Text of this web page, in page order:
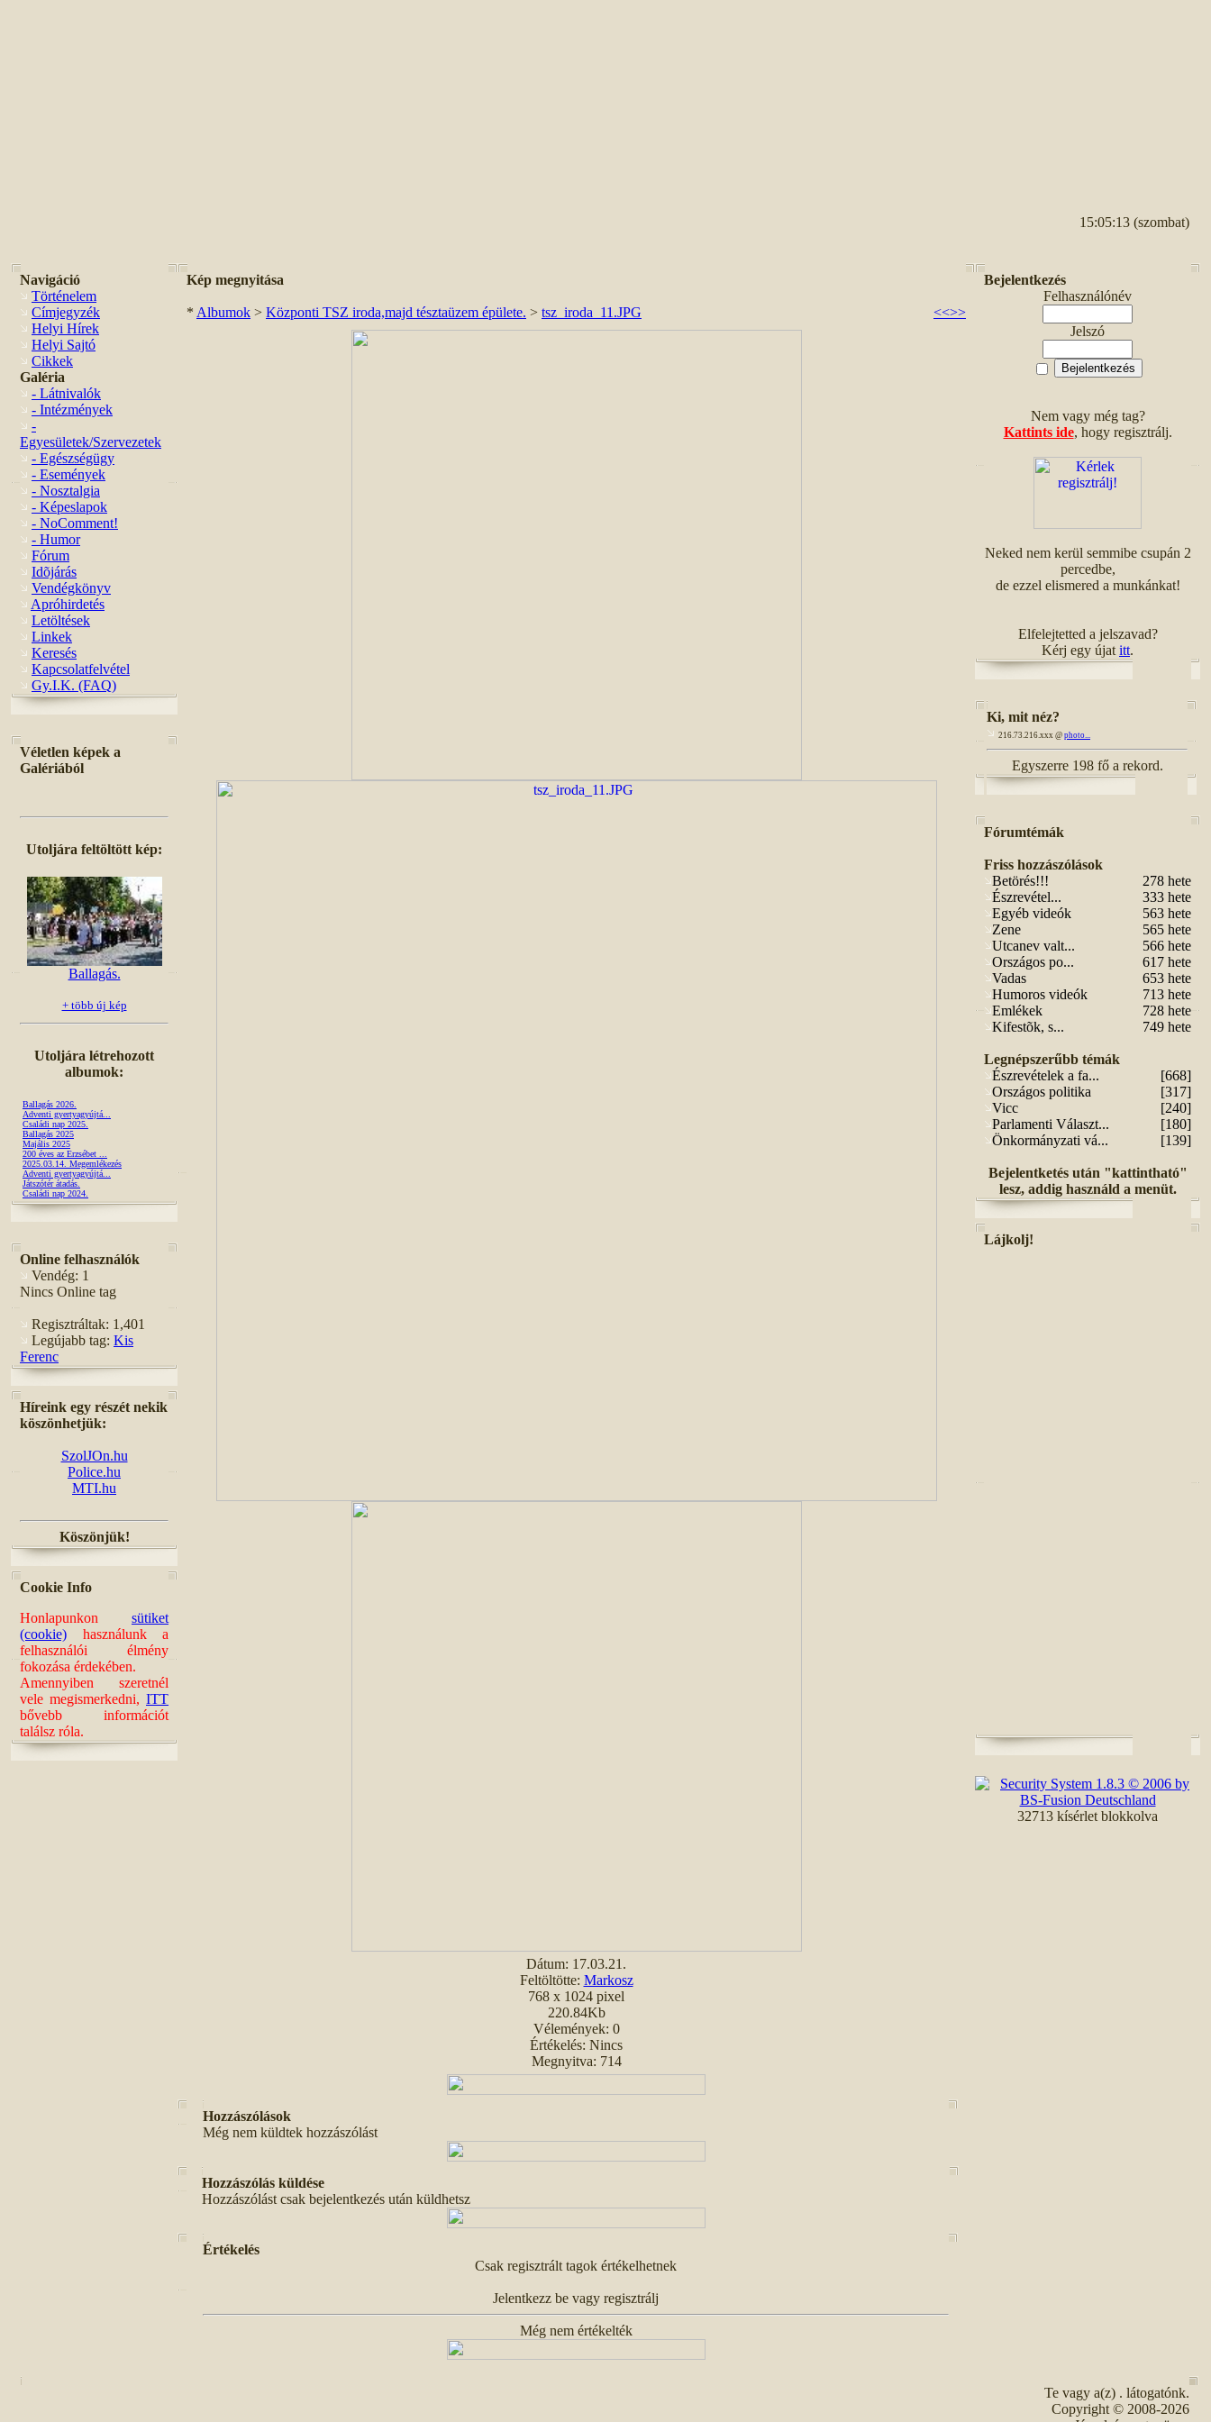
15:05:13 (szombat)
Navigáció
Történelem
Címjegyzék
Helyi Hírek
Helyi Sajtó
Cikkek
Galéria
- Látnivalók
- Intézmények
-
Egyesületek/Szervezetek
- Egészségügy
- Események
- Nosztalgia
- Képeslapok
- NoComment!
- Humor
Fórum
Idõjárás
Vendégkönyv
Apróhirdetés
Letöltések
Linkek
Keresés
Kapcsolatfelvétel
Gy.I.K. (FAQ)
Véletlen képek a
Galériából
Utoljára feltöltött kép:
Ballagás.
+ több új kép
Utoljára létrehozott
albumok:
Ballagás 2026.
Adventi gyertyagyújtá...
Családi nap 2025.
Ballagás 2025
Majális 2025
200 éves az Erzsébet ...
2025.03.14. Megemlékezés
Adventi gyertyagyújtá...
Játszótér átadás.
Családi nap 2024.
Online felhasználók
Vendég: 1
Nincs Online tag
Regisztráltak: 1,401
Legújabb tag: Kis
Ferenc
Híreink egy részét nekik
köszönhetjük:
SzolJOn.hu
Police.hu
MTI.hu
Köszönjük!
Cookie Info
Honlapunkon sütiket
(cookie) használunk a
felhasználói élmény
fokozása érdekében.
Amennyiben szeretnél
vele megismerkedni, ITT
bővebb információt
találsz róla.
Kép megnyitása
* Albumok > Központi TSZ iroda,majd tésztaüzem épülete. > tsz_iroda_11.JPG <<>>
Dátum: 17.03.21.
Feltöltötte: Markosz
768 x 1024 pixel
220.84Kb
Vélemények: 0
Értékelés: Nincs
Megnyitva: 714
Hozzászólások
Még nem küldtek hozzászólást
Hozzászólás küldése
Hozzászólást csak bejelentkezés után küldhetsz
Értékelés
Csak regisztrált tagok értékelhetnek
Jelentkezz be vagy regisztrálj
Még nem értékelték
Bejelentkezés
Felhasználónév
Jelszó
Nem vagy még tag?
Kattints ide, hogy regisztrálj.
Neked nem kerül semmibe csupán 2
percedbe,
de ezzel elismered a munkánkat!
Elfelejtetted a jelszavad?
Kérj egy újat itt.
Ki, mit néz?
216.73.216.xxx @ photo...
Egyszerre 198 fő a rekord.
Fórumtémák
Friss hozzászólások
Betörés!!!
278 hete
Észrevétel...
333 hete
Egyéb videók
563 hete
Zene
565 hete
Utcanev valt...
566 hete
Országos po...
617 hete
Vadas
653 hete
Humoros videók
713 hete
Emlékek
728 hete
Kifestõk, s...
749 hete
Legnépszerűbb témák
Észrevételek a fa...
[668]
Országos politika
[317]
Vicc
[240]
Parlamenti Választ...
[180]
Önkormányzati vá...
[139]
Bejelentketés után "kattintható"
lesz, addig használd a menüt.
Lájkolj!
32713 kísérlet blokkolva
Te vagy a(z) . látogatónk.
Copyright © 2008-2026